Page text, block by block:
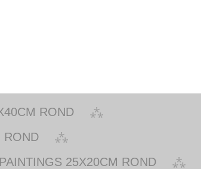
ROND
ROND
25X20CM ROND